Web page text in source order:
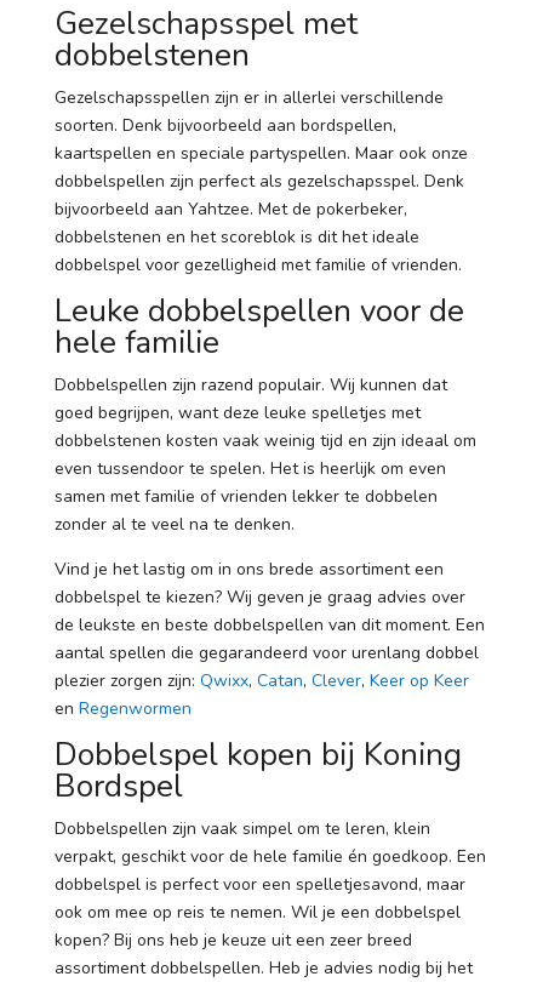
Gezelschapsspel met
dobbelstenen
Gezelschapsspellen zijn er in allerlei verschillende
soorten. Denk bijvoorbeeld aan bordspellen,
kaartspellen en speciale partyspellen. Maar ook onze
dobbelspellen zijn perfect als gezelschapsspel. Denk
bijvoorbeeld aan Yahtzee. Met de pokerbeker,
dobbelstenen en het scoreblok is dit het ideale
dobbelspel voor gezelligheid met familie of vrienden.
Leuke dobbelspellen voor de
hele familie
Dobbelspellen zijn razend populair. Wij kunnen dat
goed begrijpen, want deze leuke spelletjes met
dobbelstenen kosten vaak weinig tijd en zijn ideaal om
even tussendoor te spelen. Het is heerlijk om even
samen met familie of vrienden lekker te dobbelen
zonder al te veel na te denken.
Vind je het lastig om in ons brede assortiment een
dobbelspel te kiezen? Wij geven je graag advies over
de leukste en beste dobbelspellen van dit moment. Een
aantal spellen die gegarandeerd voor urenlang dobbel
plezier zorgen zijn: Qwixx, Catan, Clever, Keer op Keer
en Regenwormen
Dobbelspel kopen bij Koning
Bordspel
Dobbelspellen zijn vaak simpel om te leren, klein
verpakt, geschikt voor de hele familie én goedkoop. Een
dobbelspel is perfect voor een spelletjesavond, maar
ook om mee op reis te nemen. Wil je een dobbelspel
kopen? Bij ons heb je keuze uit een zeer breed
assortiment dobbelspellen. Heb je advies nodig bij het